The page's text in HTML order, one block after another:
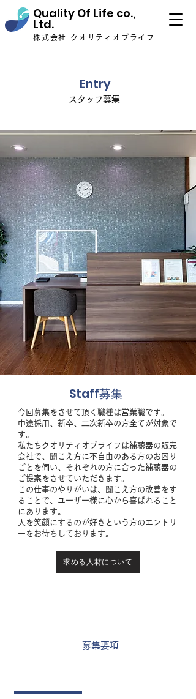
Quality Of Life co.,
Ltd.
株式会社 クオリティオブライフ
Entry
​スタッフ募集
Staff募集
今回募集をさせて頂く職種は営業職です。
​中途採用、新卒、二次新卒の方全てが対象で
す。
私たちクオリティオブライフは補聴器の販売
会社で、聞こえ方に不自由のある方のお困り
ごとを伺い、 それぞれの方に合った補聴器の
ご提案をさせていただきます。
この仕事のやりがいは、聞こえ方の改善をす
ることで、ユーザー様に心から喜ばれること
にあります。
​人を笑顔にするのが好きという方のエントリ
ーを​お待ちしております。
求める人材について
募集要項